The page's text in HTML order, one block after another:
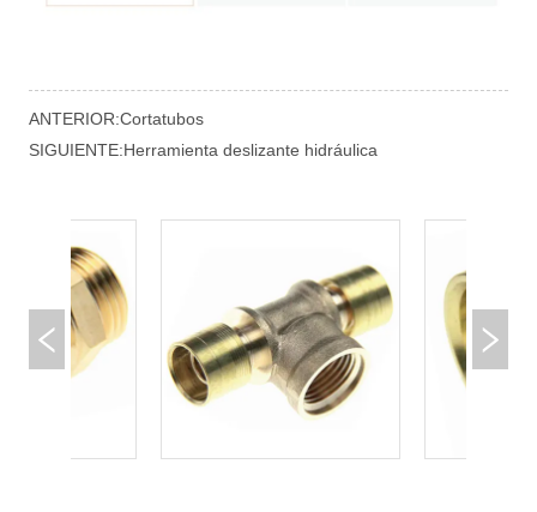
ANTERIOR:Cortatubos
SIGUIENTE:Herramienta deslizante hidráulica